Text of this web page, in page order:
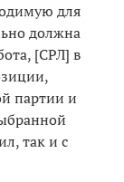
для
должна
[СРЛ] в
партии и
так и с